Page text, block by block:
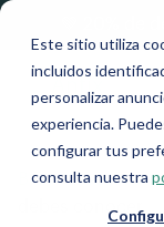
Este sitio utiliza
incluidos
personalizar
experiencia.
configurar tus
consulta nuestra
💚 20% de
Blog >Asesores
debes conocer